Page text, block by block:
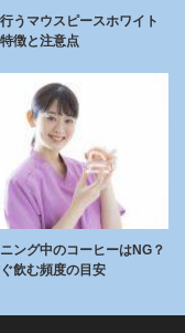
うマウスピースホワイト
徴と注意点
ング中のコーヒーはNG？
飲む頻度の目安